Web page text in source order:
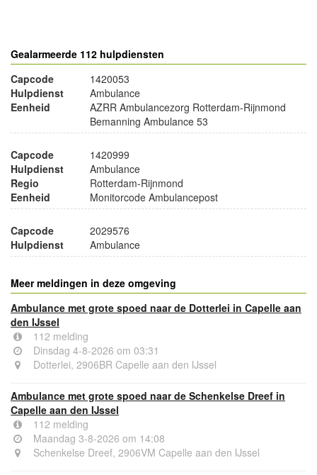
Gealarmeerde 112 hulpdiensten
Capcode
1420053
Hulpdienst
Ambulance
Eenheid
AZRR Ambulancezorg Rotterdam-Rijnmond
Bemanning Ambulance 53
Capcode
1420999
Hulpdienst
Ambulance
Regio
Rotterdam-Rijnmond
Eenheid
Monitorcode Ambulancepost
Capcode
2029576
Hulpdienst
Ambulance
Meer meldingen in deze omgeving
Ambulance met grote spoed naar de Dotterlei in Capelle aan
den IJssel
112 melding
Dinsdag 4-8-2026 om 03:31
Dotterlei, 2906BR Capelle aan den IJssel
Ambulance met grote spoed naar de Schenkelse Dreef in
Capelle aan den IJssel
112 melding
Maandag 3-8-2026 om 14:08
Schenkelse Dreef, 2906VM Capelle aan den IJssel